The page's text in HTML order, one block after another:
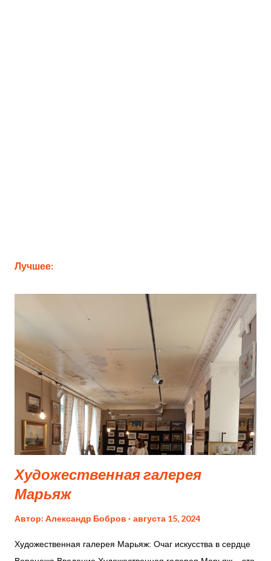
Лучшее:
Художественная галерея
Марьяж
Автор: Александр Бобров августа 15, 2024
Художественная галерея Марьяж: Очаг искусства в сердце